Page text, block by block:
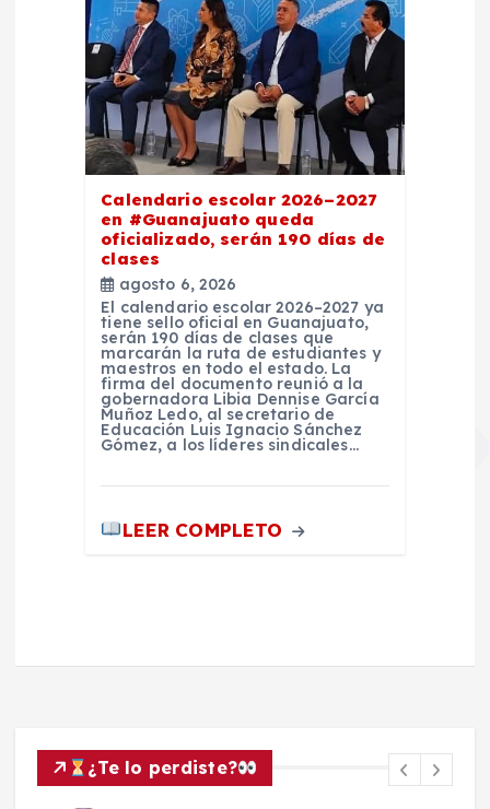
Calendario escolar 2026–2027
en #Guanajuato queda
oficializado, serán 190 días de
clases
agosto 6, 2026
El calendario escolar 2026–2027 ya
tiene sello oficial en Guanajuato,
serán 190 días de clases que
marcarán la ruta de estudiantes y
maestros en todo el estado. La
firma del documento reunió a la
gobernadora Libia Dennise García
Muñoz Ledo, al secretario de
Educación Luis Ignacio Sánchez
Gómez, a los líderes sindicales…
LEER COMPLETO
¿Te lo perdiste?